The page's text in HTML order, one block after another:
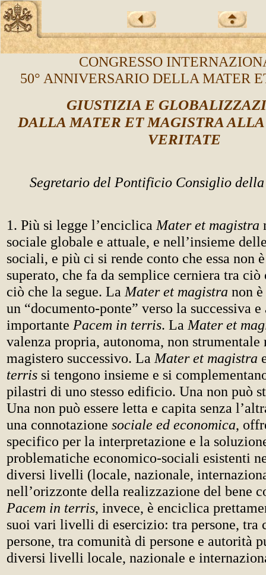
CONGRESSO
50° ANNIVERSARIO DELLA MATER
GIUSTIZIA E
DALLA MATER ET MAGISTRA
VERITATE
Segretario del Pontificio Consiglio
1. Più si legge l’enciclica Mater et magistra
sociale globale e attuale, e nell’insieme
sociali, e più ci si rende conto che essa non
superato, che fa da semplice cerniera tra ciò
ciò che la segue. La Mater et magistra non
un “documento-ponte” verso la successiva
importante Pacem in terris. La Mater et
valenza propria, autonoma, non strumentale
magistero successivo. La Mater et magistra
terris si tengono insieme e si
pilastri di uno stesso edificio. Una non può
Una non può essere letta e capita senza
una connotazione sociale ed economica,
specifico per la interpretazione e la
problematiche economico-sociali esistenti
diversi livelli (locale, nazionale,
nell’orizzonte della realizzazione del bene
Pacem in terris, invece, è enciclica
suoi vari livelli di esercizio: tra persone, tra
persone, tra comunità di persone e autorità
diversi livelli locale, nazionale e